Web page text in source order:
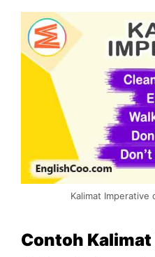
Kalimat Imperative
Contoh